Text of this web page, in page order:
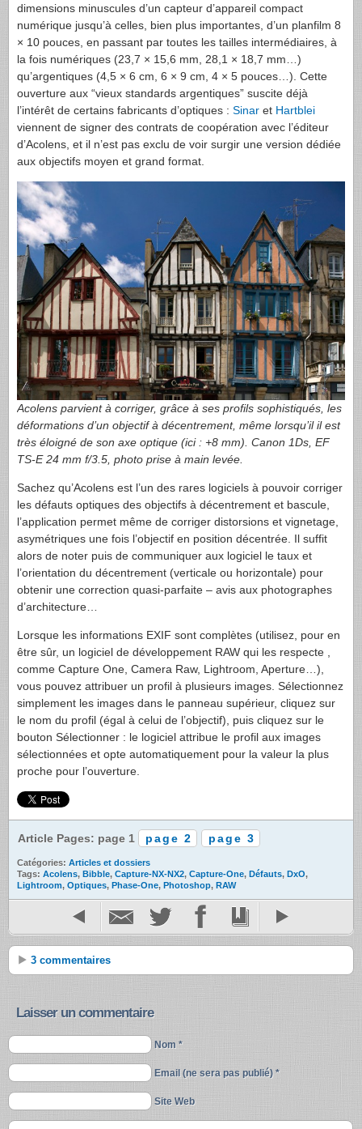
dimensions minuscules d’un capteur d’appareil compact
numérique jusqu’à celles, bien plus importantes, d’un planfilm 8
× 10 pouces, en passant par toutes les tailles intermédiaires, à
la fois numériques (23,7 × 15,6 mm, 28,1 × 18,7 mm…)
qu’argentiques (4,5 × 6 cm, 6 × 9 cm, 4 × 5 pouces…). Cette
ouverture aux “vieux standards argentiques” suscite déjà
l’intérêt de certains fabricants d’optiques : Sinar et Hartblei
viennent de signer des contrats de coopération avec l’éditeur
d’Acolens, et il n’est pas exclu de voir surgir une version dédiée
aux objectifs moyen et grand format.
Acolens parvient à corriger, grâce à ses profils sophistiqués, les
déformations d’un objectif à décentrement, même lorsqu’il il est
très éloigné de son axe optique (ici : +8 mm). Canon 1Ds, EF
TS-E24 mm f/3.5, photo prise à main levée.
Sachez qu’Acolens est l’un des rares logiciels à pouvoir corriger
les défauts optiques des objectifs à décentrement et bascule,
l’application permet même de corriger distorsions et vignetage,
asymétriques une fois l’objectif en position décentrée. Il suffit
alors de noter puis de communiquer aux logiciel le taux et
l’orientation du décentrement (verticale ou horizontale) pour
obtenir une correction quasi-parfaite – avis aux photographes
d’architecture…
Lorsque les informations EXIF sont complètes (utilisez, pour en
être sûr, un logiciel de développement RAW qui les respecte ,
comme Capture One, Camera Raw, Lightroom, Aperture…),
vous pouvez attribuer un profil à plusieurs images. Sélectionnez
simplement les images dans le panneau supérieur, cliquez sur
le nom du profil (égal à celui de l’objectif), puis cliquez sur le
bouton Sélectionner : le logiciel attribue le profil aux images
sélectionnées et opte automatiquement pour la valeur la plus
proche pour l’ouverture.
Article Pages: page 1 page 2 page 3
Catégories: Articles et dossiers
Tags: Acolens, Bibble, Capture-NX-NX2, Capture-One, Défauts, DxO,
Lightroom, Optiques, Phase-One, Photoshop, RAW
3 commentaires
Laisser un commentaire
Nom *
Email (ne sera pas publié) *
Site Web